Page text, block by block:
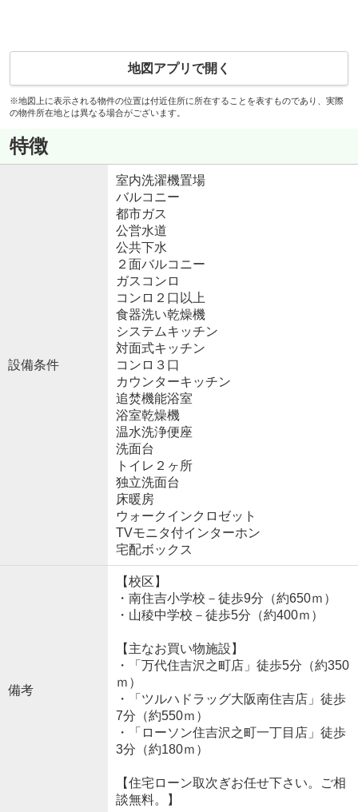
地図アプリで開く
※地図上に表示される物件の位置は付近住所に所在することを表すものであり、実際
の物件所在地とは異なる場合がございます。
特徴
設備条件
室内洗濯機置場
バルコニー
都市ガス
公営水道
公共下水
２面バルコニー
ガスコンロ
コンロ２口以上
食器洗い乾燥機
システムキッチン
対面式キッチン
コンロ３口
カウンターキッチン
追焚機能浴室
浴室乾燥機
温水洗浄便座
洗面台
トイレ２ヶ所
独立洗面台
床暖房
ウォークインクロゼット
TVモニタ付インターホン
宅配ボックス
備考
【校区】
・南住吉小学校－徒歩9分（約650ｍ）
・山稜中学校－徒歩5分（約400ｍ）
【主なお買い物施設】
・「万代住吉沢之町店」徒歩5分（約350
ｍ）
・「ツルハドラッグ大阪南住吉店」徒歩
7分（約550ｍ）
・「ローソン住吉沢之町一丁目店」徒歩
3分（約180ｍ）
【住宅ローン取次ぎお任せ下さい。ご相
談無料。】